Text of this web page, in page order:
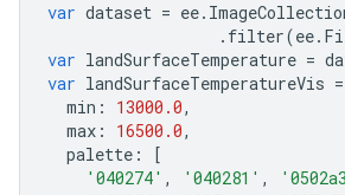
var dataset = ee.
. filter(ee.
var landSurfaceTemperature =
var landSurfaceTemperatureVis =
min : 13000.0,
max : 16500.0,
palette :
[
'040274' , '040281' ,